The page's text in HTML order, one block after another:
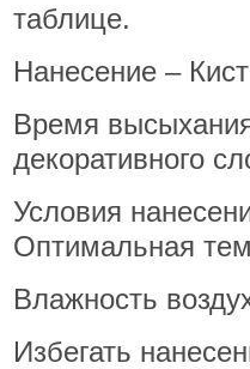
таблице.
Нанесение –
Время
декоративного
Условия
Оптимальная
Влажность
Избегать